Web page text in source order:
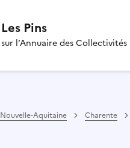
Les Pins
sur l’Annuaire des Collectivités
Nouvelle-Aquitaine Charente